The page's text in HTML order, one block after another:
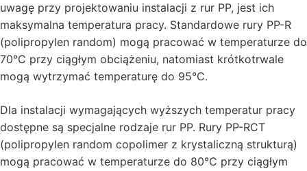
uwagę przy projektowaniu instalacji z rur PP, jest ich
maksymalna temperatura pracy. Standardowe rury PP-R
(polipropylen random) mogą pracować w temperaturze do
70°C przy ciągłym obciążeniu, natomiast krótkotrwale
mogą wytrzymać temperaturę do 95°C.
Dla instalacji wymagających wyższych temperatur pracy
dostępne są specjalne rodzaje rur PP. Rury PP-RCT
(polipropylen random copolimer z krystaliczną strukturą)
mogą pracować w temperaturze do 80°C przy ciągłym